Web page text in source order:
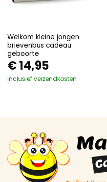
Welkom kleine jongen
brievenbus cadeau
geboorte
€14,95
Inclusief verzendkosten